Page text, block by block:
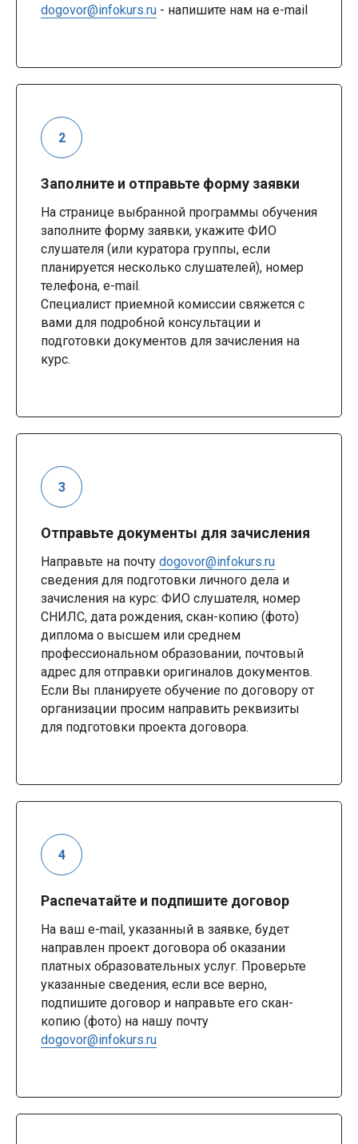
dogovor@infokurs.ru - напишите нам на e-mail
Заполните и отправьте форму заявки
На странице выбранной программы обучения
заполните форму заявки, укажите ФИО
слушателя (или куратора группы, если
планируется несколько слушателей), номер
телефона, e-mail.
Специалист приемной комиссии свяжется с
вами для подробной консультации и
подготовки документов для зачисления на
курс.
Отправьте документы для зачисления
Направьте на почту dogovor@infokurs.ru
сведения для подготовки личного дела и
зачисления на курс: ФИО слушателя, номер
СНИЛС, дата рождения, скан-копию (фото)
диплома о высшем или среднем
профессиональном образовании, почтовый
адрес для отправки оригиналов документов.
Если Вы планируете обучение по договору от
организации просим направить реквизиты
для подготовки проекта договора.
Распечатайте и подпишите договор
На ваш e-mail, указанный в заявке, будет
направлен проект договора об оказании
платных образовательных услуг. Проверьте
указанные сведения, если все верно,
подпишите договор и направьте его скан-
копию (фото) на нашу почту
dogovor@infokurs.ru